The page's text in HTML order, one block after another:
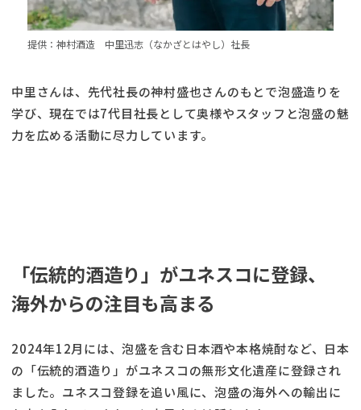
提供：神村酒造 中里迅志（なかざとはやし）社長
中里さんは、先代社長の神村盛也さんのもとで泡盛造りを
学び、現在では7代目社長として奥様やスタッフと泡盛の魅
力を広める活動に尽力しています。
「伝統的酒造り」がユネスコに登録、
海外からの注目も高まる
2024年12月には、泡盛を含む日本酒や本格焼酎など、日本
の「伝統的酒造り」がユネスコの無形文化遺産に登録され
ました。ユネスコ登録を追い風に、泡盛の海外への輸出に